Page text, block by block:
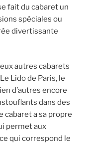
fait du cabaret un
spéciales ou
divertissante
autres cabarets
Lido de Paris, le
d’autres encore
dans des
cabaret a sa propre
permet aux
qui correspond le